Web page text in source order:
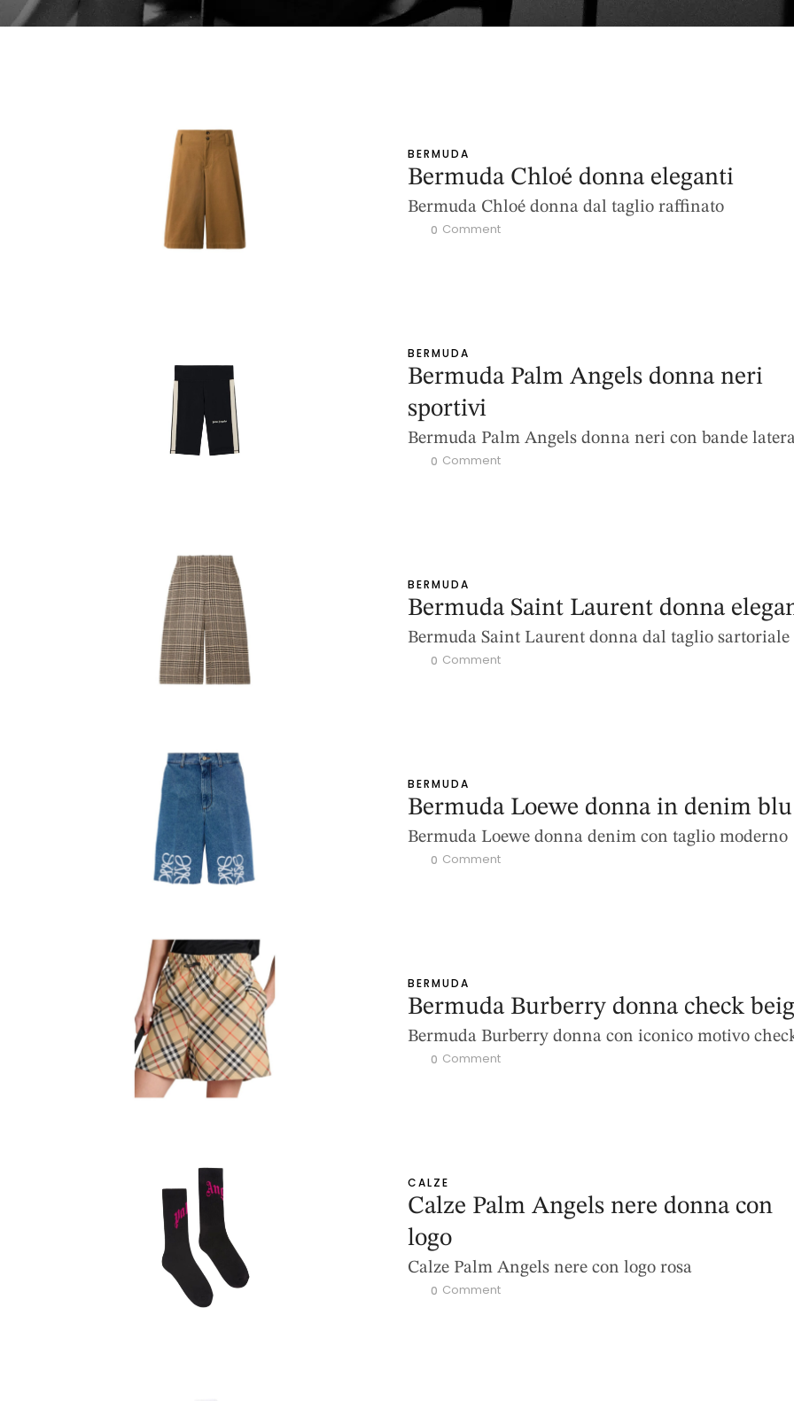
BERMUDA
Bermuda Chloé donna eleganti
Bermuda Chloé donna dal taglio raffinato
0 Comment
BERMUDA
Bermuda Palm Angels donna neri
sportivi
Bermuda Palm Angels donna neri con bande
0 Comment
BERMUDA
Bermuda Saint Laurent donna
Bermuda Saint Laurent donna dal taglio sartoriale
0 Comment
BERMUDA
Bermuda Loewe donna in denim blu
Bermuda Loewe donna denim con taglio moderno
0 Comment
BERMUDA
Bermuda Burberry donna check
Bermuda Burberry donna con iconico motivo
0 Comment
CALZE
Calze Palm Angels nere donna con
logo
Calze Palm Angels nere con logo rosa
0 Comment